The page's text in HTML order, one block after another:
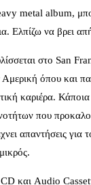
metal album,
Ελπίζω να βρει
στο San
όπου και
καριέρα.
που
απαντήσεις
και Audio